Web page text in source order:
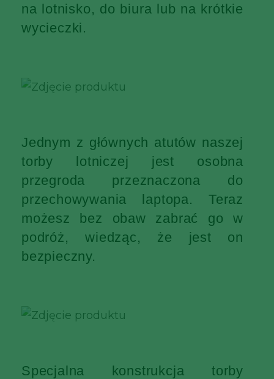
na lotnisko, do biura lub na krótkie
wycieczki.
Jednym z głównych atutów naszej
torby lotniczej jest osobna
przegroda przeznaczona do
przechowywania laptopa. Teraz
możesz bez obaw zabrać go w
podróż, wiedząc, że jest on
bezpieczny.
Specjalna konstrukcja torby